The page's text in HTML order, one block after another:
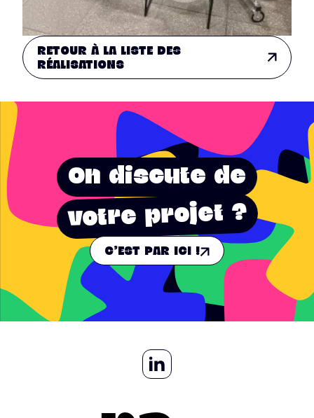
RETOUR À LA LISTE DES
RÉALISATIONS
On discute de
votre projet ?
C'EST PAR ICI !